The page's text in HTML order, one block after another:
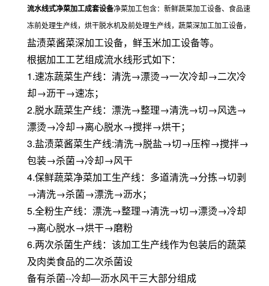
流水线式净菜加工成套设备净菜加工包含：新鲜蔬菜加工设备、食品速
冻前处理生产线，烘干脱水机及前处理生产线，蔬菜深加工加工设备，
盐渍菜酱菜深加工设备，鲜玉米加工设备等。
根据加工工艺组成流水线形式如下：
1.速冻蔬菜生产线：清洗→漂烫→一次冷却→二次冷
却→沥干→速冻；
2.脱水蔬菜生产线：漂洗→整理→清洗→切→风选→
漂烫→冷却→离心脱水→搅拌→烘干；
3.盐渍菜酱菜生产线:清洗→脱盐→切→压榨→搅拌→
包装→杀菌→冷却→风干
4.保鲜蔬菜净菜加工生产线：多道清洗→分拣→切剥
→清洗→杀菌→漂洗→沥水；
5.全粉生产线：漂洗→整理→清洗→切→漂烫→冷却
→离心脱水→烘干→磨粉
6.两次杀菌生产线：该加工生产线作为包装后的蔬菜
及肉类食品的二次杀菌设
备有杀菌--冷却—沥水风干三大部分组成